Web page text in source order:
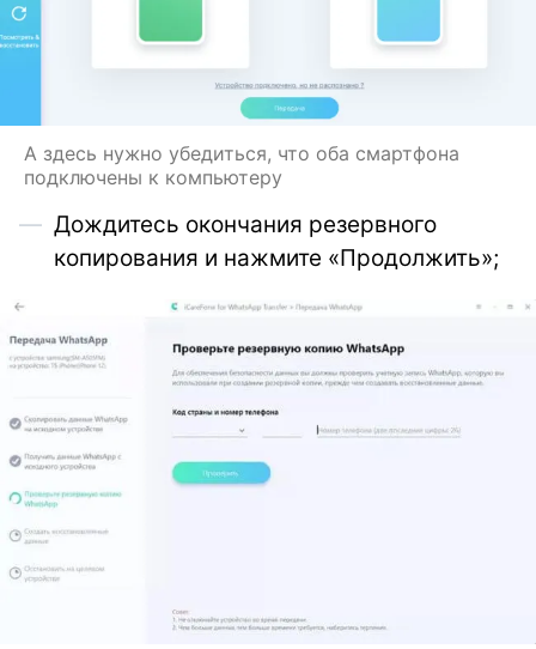
А здесь нужно убедиться, что оба смартфона
подключены к компьютеру
Дождитесь окончания резервного
копирования и нажмите «Продолжить»;